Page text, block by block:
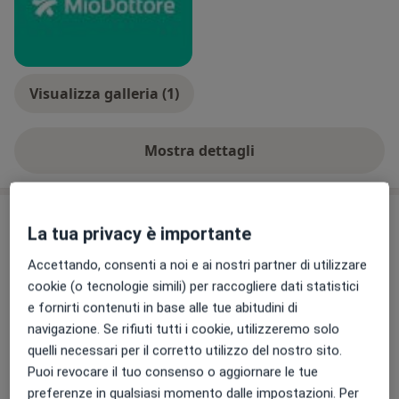
Durante il 2012 si è occupata dell'ambulatorio del
pavimento pelvico per le puerpere.
titolo “VALUTAZIONE DELLO SHEDDING VAGINALE DI
Visualizza galleria (1)
Mostra dettagli
sull'esperienza
Dott.ssa Gabbi Laura
Largo Rosanna Benzi 10, Genova 16132
**IMPORTANTE**
Per le visite con la dottoressa Gabbi del mercoledi
il padiglione giusto è PADIGLIONE 40 e non
Padiglione Maragliano.
La tua privacy è importante
Accettando, consenti a noi e ai nostri partner di utilizzare
cookie (o tecnologie simili) per raccogliere dati statistici
e fornirti contenuti in base alle tue abitudini di
navigazione. Se rifiuti tutti i cookie, utilizzeremo solo
quelli necessari per il corretto utilizzo del nostro sito.
Puoi revocare il tuo consenso o aggiornare le tue
preferenze in qualsiasi momento dalle impostazioni. Per